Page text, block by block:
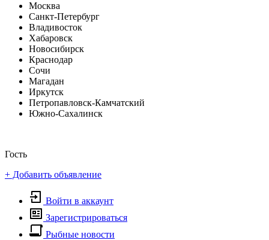
Москва
Санкт-Петербург
Владивосток
Хабаровск
Новосибирск
Краснодар
Сочи
Магадан
Иркутск
Петропавловск-Камчатский
Южно-Сахалинск
Гость
+ Добавить объявление
Войти в аккаунт
Зарегистрироваться
Рыбные новости